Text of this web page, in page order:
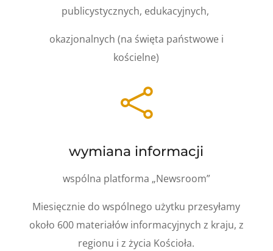
publicystycznych, edukacyjnych,
okazjonalnych (na święta państwowe i
kościelne)

wymiana informacji
wspólna platforma „Newsroom”
Miesięcznie do wspólnego użytku przesyłamy
około 600 materiałów informacyjnych z kraju, z
regionu i z życia Kościoła.